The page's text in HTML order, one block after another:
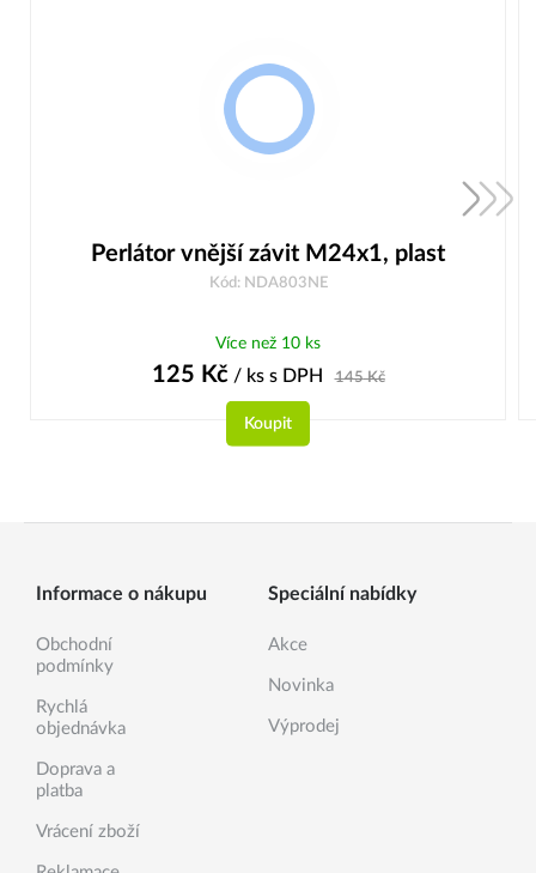
Perlátor vnější závit M24x1, plast
Kód: NDA803NE
Více než 10 ks
125 Kč/ ks s DPH 145Kč
Koupit
Informace o nákupu
Obchodní
podmínky
Rychlá
objednávka
Doprava a
platba
Vrácení zboží
Speciální nabídky
Akce
Novinka
Výprodej